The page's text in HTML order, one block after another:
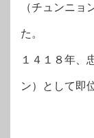
（チュンニョ
た。
１４１８年、
ン）として即